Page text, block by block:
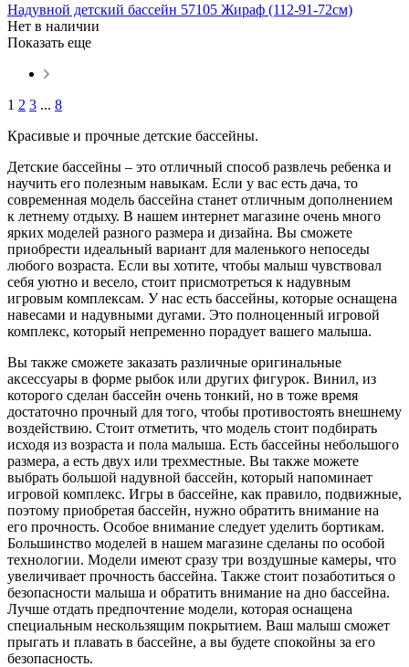
Надувной детский бассейн 57105 Жираф (112-91-72см)
Нет в наличии
Показать еще
1 2 3 ... 8
Красивые и прочные детские бассейны.
Детские бассейны – это отличный способ развлечь ребенка и
научить его полезным навыкам. Если у вас есть дача, то
современная модель бассейна станет отличным дополнением
к летнему отдыху. В нашем интернет магазине очень много
ярких моделей разного размера и дизайна. Вы сможете
приобрести идеальный вариант для маленького непоседы
любого возраста. Если вы хотите, чтобы малыш чувствовал
себя уютно и весело, стоит присмотреться к надувным
игровым комплексам. У нас есть бассейны, которые оснащена
навесами и надувными дугами. Это полноценный игровой
комплекс, который непременно порадует вашего малыша.
Вы также сможете заказать различные оригинальные
аксессуары в форме рыбок или других фигурок. Винил, из
которого сделан бассейн очень тонкий, но в тоже время
достаточно прочный для того, чтобы противостоять внешнему
воздействию. Стоит отметить, что модель стоит подбирать
исходя из возраста и пола малыша. Есть бассейны небольшого
размера, а есть двух или трехместные. Вы также можете
выбрать большой надувной бассейн, который напоминает
игровой комплекс. Игры в бассейне, как правило, подвижные,
поэтому приобретая бассейн, нужно обратить внимание на
его прочность. Особое внимание следует уделить бортикам.
Большинство моделей в нашем магазине сделаны по особой
технологии. Модели имеют сразу три воздушные камеры, что
увеличивает прочность бассейна. Также стоит позаботиться о
безопасности малыша и обратить внимание на дно бассейна.
Лучше отдать предпочтение модели, которая оснащена
специальным нескользящим покрытием. Ваш малыш сможет
прыгать и плавать в бассейне, а вы будете спокойны за его
безопасность.